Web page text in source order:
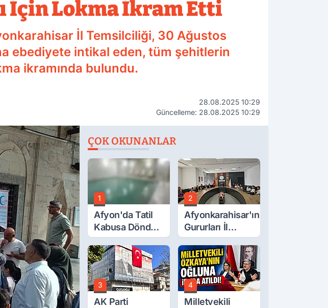
İçin Lokma İkram Etti
İl Temsilciliği, 30 Ağustos
ebediyete intikal eden, tüm şehitlerin
ikramında bulundu.
28.08.2025 10:29
Güncelleme: 28.08.2025 10:29
ÇOK OKUNANLAR
1
Afyon'da Tatil
Kabusa Döndü,
Acı Son!
2
Afyonkarahisar'ın
Gururları İl
Müdürüyle
Buluştu
3
AK Parti
4
Milletvekili